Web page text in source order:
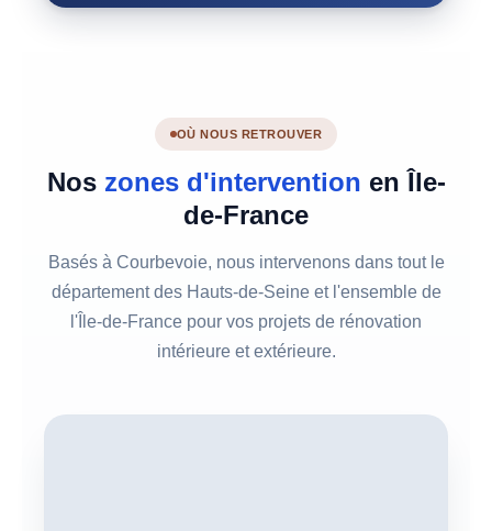
OÙ NOUS RETROUVER
de-France
Basés à Courbevoie, nous intervenons dans tout le
département des Hauts-de-Seine et l'ensemble de